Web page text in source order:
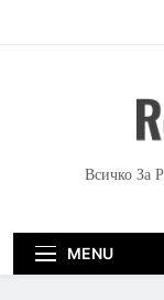
e
Всичко За
MENU